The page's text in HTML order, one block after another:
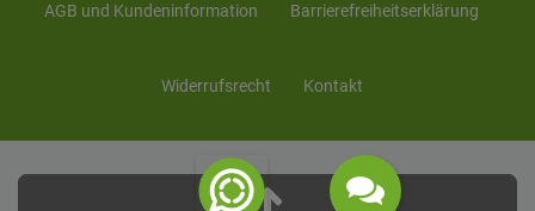
AGB und Kunden­information Barrierefreiheitserklärung
Widerrufs­recht Kontakt